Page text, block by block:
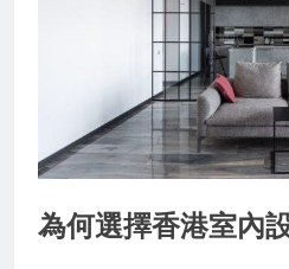
為何選擇香港室內